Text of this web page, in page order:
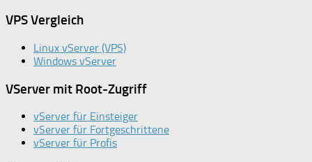
VPS Vergleich
Linux vServer (VPS)
Windows vServer
VServer mit Root-Zugriff
vServer für Einsteiger
vServer für Fortgeschrittene
vServer für Profis